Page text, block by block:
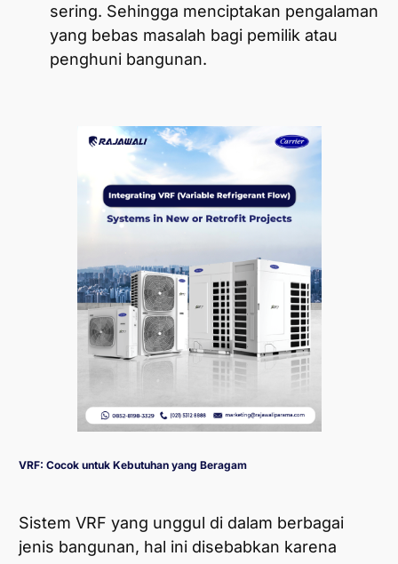
sering. Sehingga menciptakan pengalaman
yang bebas masalah bagi pemilik atau
penghuni bangunan.
VRF: Cocok untuk Kebutuhan yang Beragam
Sistem VRF yang unggul di dalam berbagai
jenis bangunan, hal ini disebabkan karena